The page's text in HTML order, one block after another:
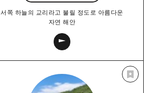
서쪽 하늘의 교리라고 불릴 정도로 아름다운
자연 해안